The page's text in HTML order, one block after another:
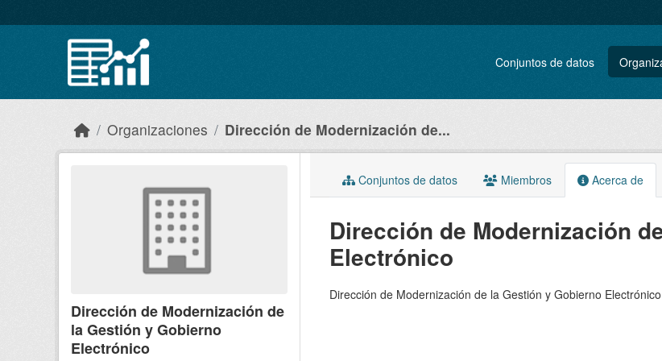
Conjuntos de datos
Organizaciones Dirección de Modernización de...
Dirección de Modernización de
la Gestión y Gobierno
Electrónico
Conjuntos de datos Miembros Acerca de
Dirección de Modernización
Electrónico
Dirección de Modernización de la Gestión y Gobierno Electrónico